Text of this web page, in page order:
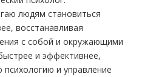
людям становиться
восстанавливая
с собой и окружающими
и эффективнее,
и управление